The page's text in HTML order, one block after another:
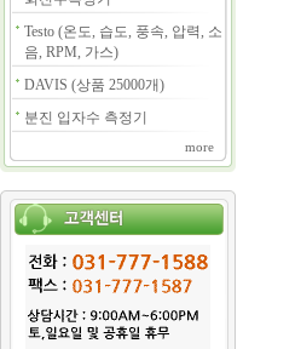
Testo (온도, 습도, 풍속, 압력, 소
음, RPM, 가스)
DAVIS (상품 25000개)
분진 입자수 측정기
more